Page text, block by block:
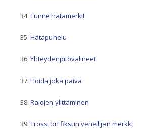
Tunne hätämerkit
Hätäpuhelu
Yhteydenpitovälineet
Hoida joka päivä
Rajojen ylittäminen
Trossi on fiksun veneilijän merkki